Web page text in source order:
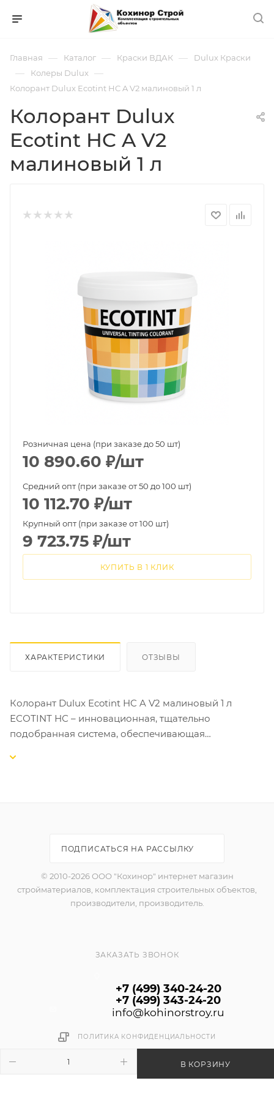
Главная — Каталог — Краски ВДАК — Dulux Краски
— Колеры Dulux —
Колорант Dulux Ecotint HC A V2 малиновый 1 л
Колорант Dulux
Ecotint HC A V2
малиновый 1 л
Розничная цена (при заказе до 50 шт)
10 890.60 ₽/шт
Средний опт (при заказе от 50 до 100 шт)
10 112.70 ₽/шт
Крупный опт (при заказе от 100 шт)
9 723.75 ₽/шт
В КОРЗИНУ
КУПИТЬ В 1 КЛИК
ХАРАКТЕРИСТИКИ ОТЗЫВЫ
Колорант Dulux Ecotint HC A V2 малиновый 1 л
ЕСОТINТ НС – инновационная, тщательно
подобранная система, обеспечивающая
ПОДПИСАТЬСЯ НА РАССЫЛКУ
© 2010-2026 ООО "Кохинор" интернет магазин
стройматериалов, комплектация строительных объектов,
производители, производитель.
ЗАКАЗАТЬ ЗВОНОК
+7 (499) 340-24-20
+7 (499) 343-24-20
info@kohinorstroy.ru
ПОЛИТИКА КОНФИДЕНЦИАЛЬНОСТИ